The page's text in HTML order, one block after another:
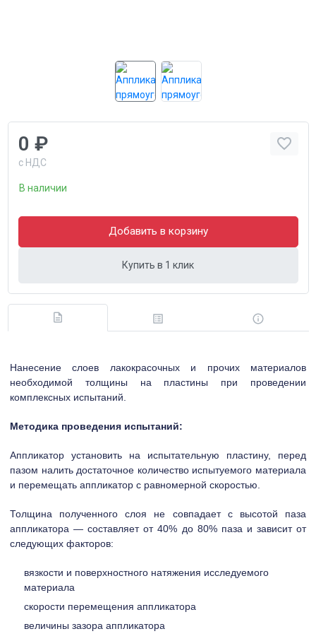
0 ₽
с НДС
В наличии
Добавить в корзину
Купить в 1 клик
Нанесение слоев лакокрасочных и прочих материалов
необходимой толщины на пластины при проведении
комплексных испытаний.
Методика проведения испытаний:
Аппликатор установить на испытательную пластину, перед
пазом налить достаточное количество испытуемого материала
и перемещать аппликатор с равномерной скоростью.
Толщина полученного слоя не совпадает с высотой паза
аппликатора — составляет от 40% до 80% паза и зависит от
следующих факторов:
вязкости и поверхностного натяжения исследуемого
материала
скорости перемещения аппликатора
величины зазора аппликатора